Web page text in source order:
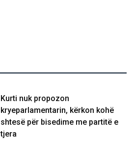
Kurti nuk propozon
kryeparlamentarin, kërkon kohë
shtesë për bisedime me partitë e
tjera